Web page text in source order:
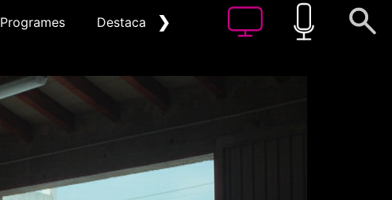
Programes Destacat ❯